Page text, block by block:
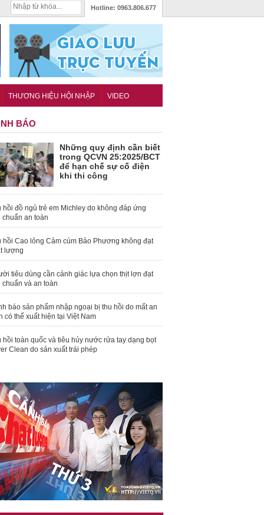
Hotline: 0963.806.677
THƯƠNG HIỆU HỘI NHẬP VIDEO
BÁO
Những quy định cần biết
trong QCVN 25:2025/BCT
để hạn chế sự cố điện
khi thi công
hồi đồ ngủ trẻ em Michley do không đáp ứng
chuẩn an toàn
hồi Cao lỏng Cảm cúm Bảo Phương không đạt
lượng
tiêu dùng cần cảnh giác lựa chọn thịt lợn đạt
chuẩn và an toàn
báo sản phẩm nhập ngoại bị thu hồi do mất an
có thể xuất hiện tại Việt Nam
hồi toàn quốc và tiêu hủy nước rửa tay dạng bọt
Clean do sản xuất trái phép